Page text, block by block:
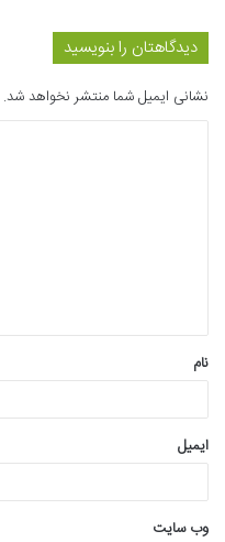
دیدگاهتان را بنویسید
نشانی ایمیل شما منتشر نخواهد شد.
*
نام
ایمیل
وب‌ سایت